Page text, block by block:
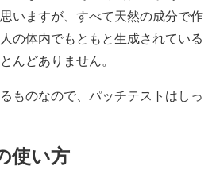
いますが、すべて天然の成分で作
の体内でもともと生成されている
んどありません。
ものなので、パッチテストはしっ
使い方